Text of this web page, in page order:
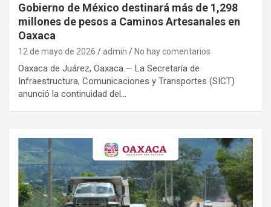
Gobierno de México destinará más de 1,298
millones de pesos a Caminos Artesanales en
Oaxaca
12 de mayo de 2026 admin No hay comentarios
Oaxaca de Juárez, Oaxaca.— La Secretaría de
Infraestructura, Comunicaciones y Transportes (SICT)
anunció la continuidad del…